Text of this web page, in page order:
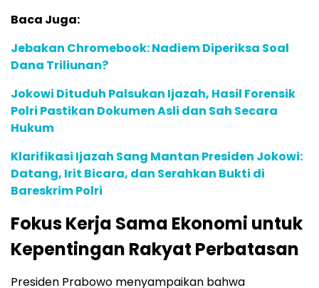
Baca Juga:
Jebakan Chromebook: Nadiem Diperiksa Soal
Dana Triliunan?
Jokowi Dituduh Palsukan Ijazah, Hasil Forensik
Polri Pastikan Dokumen Asli dan Sah Secara
Hukum
Klarifikasi Ijazah Sang Mantan Presiden Jokowi:
Datang, Irit Bicara, dan Serahkan Bukti di
Bareskrim Polri
Fokus Kerja Sama Ekonomi untuk
Kepentingan Rakyat Perbatasan
Presiden Prabowo menyampaikan bahwa